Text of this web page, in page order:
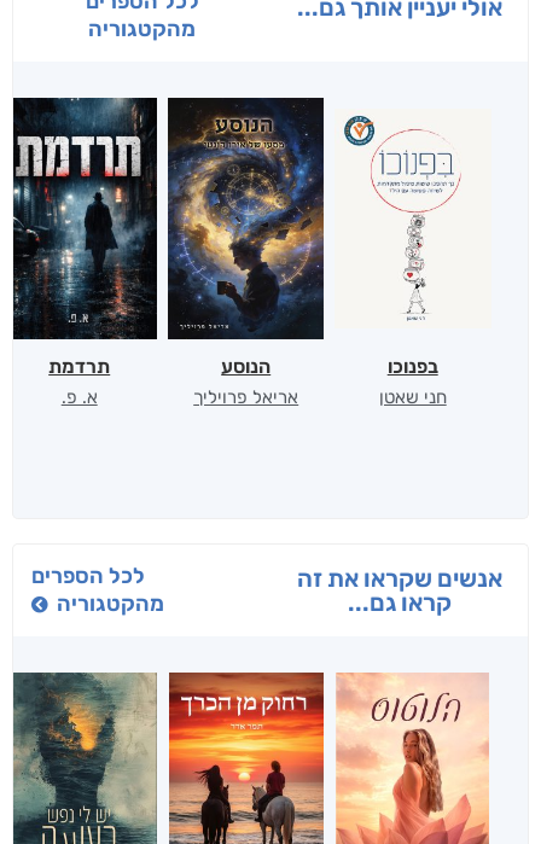
אולי יעניין אותך גם...
מהקטגוריה
בפנוכו
חני שאטן
הנוסע
אריאל פרויליך
תרדמת
א. פ.
אנשים שקראו את זה
קראו גם...
לכל הספרים
מהקטגוריה